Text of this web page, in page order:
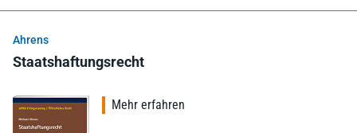
Ahrens
Staatshaftungsrecht
Mehr erfahren